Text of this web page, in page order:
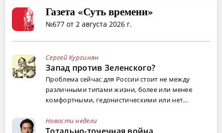
Газета «Суть времени»
№677 от 2 августа 2026 г.
Сергей Кургинян
Запад против Зеленского?
Проблема сейчас для России стоит не между
различными типами жизни, более или менее
комфортными, гедонистическими или нет...
Новости недели